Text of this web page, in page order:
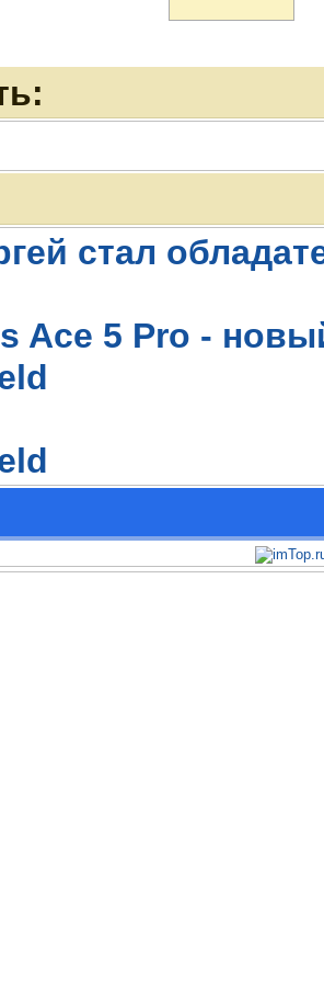
стал
Ace 5 Pro -